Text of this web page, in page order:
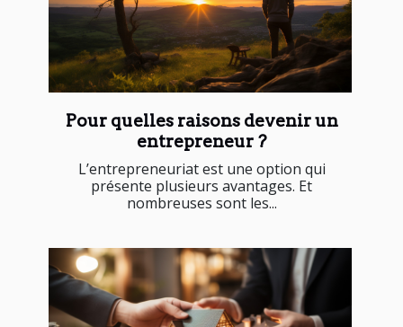
Pour quelles raisons devenir un
entrepreneur ?
L’entrepreneuriat est une option qui
présente plusieurs avantages. Et
nombreuses sont les...